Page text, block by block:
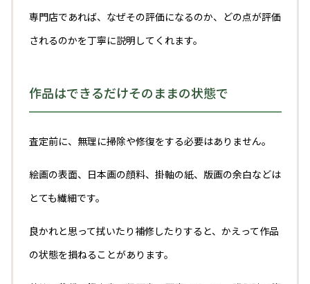
専門店であれば、なぜその評価になるのか、どの点が評価
されるのかを丁寧に説明してくれます。
作品はできるだけそのままの状態で
査定前に、無理に掃除や修復をする必要はありません。
絵画の表面、日本画の顔料、掛軸の紙、版画の余白などは
とても繊細です。
良かれと思って拭いたり補修したりすると、かえって作品
の状態を損ねることがあります。